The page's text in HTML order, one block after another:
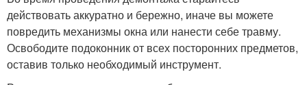
действовать аккуратно и бережно, иначе вы можете
повредить механизмы окна или нанести себе травму.
Освободите подоконник от всех посторонних предметов,
оставив только необходимый инструмент.